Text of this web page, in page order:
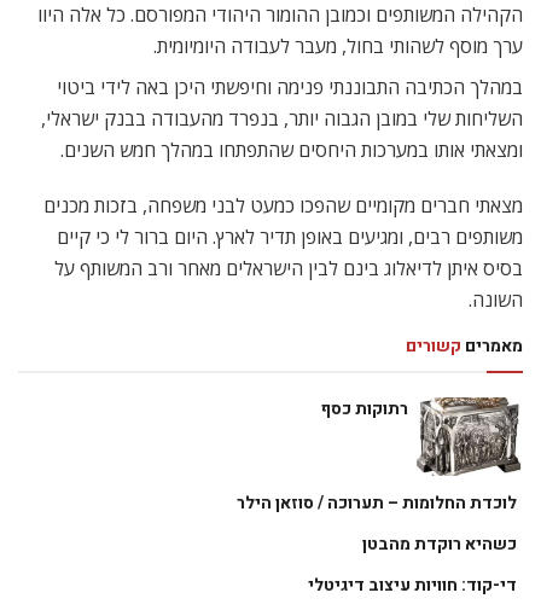
הקהילה המשותפים וכמובן ההומור היהודי המפורסם. כל אלה היוו
ערך מוסף לשהותי בחול, מעבר לעבודה היומיומית.
במהלך הכתיבה התבוננתי פנימה וחיפשתי היכן באה לידי ביטוי
השליחות שלי במובן הגבוה יותר, בנפרד מהעבודה בבנק ישראלי,
ומצאתי אותו במערכות היחסים שהתפתחו במהלך חמש השנים.
מצאתי חברים מקומיים שהפכו כמעט לבני משפחה, בזכות מכנים
משותפים רבים, ומגיעים באופן תדיר לארץ. היום ברור לי כי קיים
בסיס איתן לדיאלוג בינם לבין הישראלים מאחר ורב המשותף על
השונה.
מאמרים קשורים
רתוקות כסף
לוכדת החלומות – תערוכה / סוזאן הילר
כשהיא רוקדת מהבטן
די-קוד: חוויות עיצוב דיגיטלי